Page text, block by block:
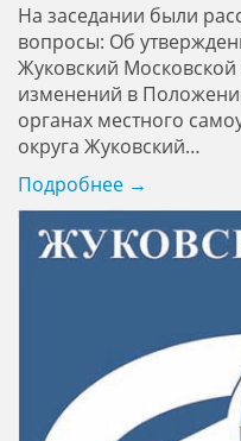
На заседании были
вопросы: Об
Жуковский
изменений в
органах местного
округа Жуковский…
Подробнее →